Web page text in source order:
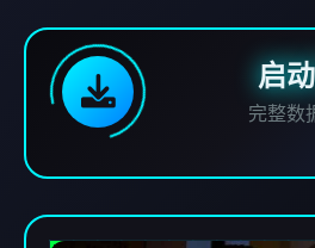
启
完整数